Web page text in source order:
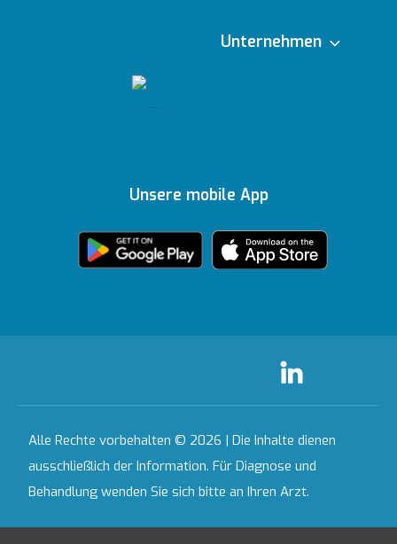
Zertifikate &
Akkreditierungen
Bahçeşehir
Ärzte
Medizinische
Technologien
wichtig
Häusliche
Unternehmen
Partnerinstitutionen
Unsere mobile App
Alle Rechte vorbehalten © 2026 | Die Inhalte dienen
ausschließlich der Information. Für Diagnose und
Behandlung wenden Sie sich bitte an Ihren Arzt.